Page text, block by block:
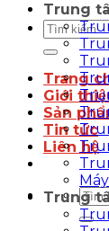
Tìm
kiếm:
Trang
Giới
Sản
Tin tức
Liên hệ
Tìm
Trung
Trung